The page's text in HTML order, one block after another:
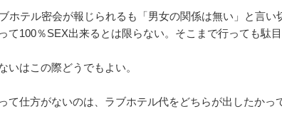
ホテル密会が報じられるも「男女の関係は無い」と言い
て100％SEX出来るとは限らない。そこまで行っても駄
いはこの際どうでもよい。
て仕方がないのは、ラブホテル代をどちらが出したかっ